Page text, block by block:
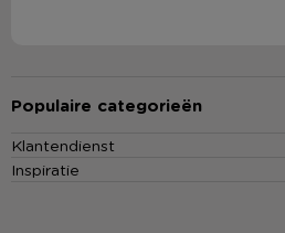
Populaire categorieën
Klantendienst
Inspiratie